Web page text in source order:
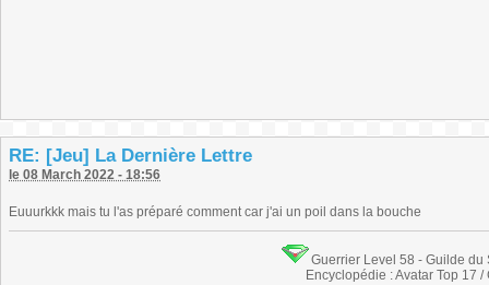
RE: [Jeu] La Dernière Lettre
le 08 March 2022 - 18:56
Euuurkkk mais tu l'as préparé comment car j'ai un poil dans la bouche
Guerrier Level 58 - Guilde
Encyclopédie : Avatar Top 17 /